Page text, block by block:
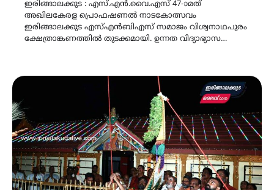
ഇരിങ്ങാലക്കുട : എസ്.എൻ.വൈ.എസ് 47-ാമത്
അഖിലകേരള പ്രൊഫഷണൽ നാടകോത്സവം
ഇരിങ്ങാലക്കുട എസ്എൻബിഎസ് സമാജം വിശ്വനാഥപുരം
ക്ഷേത്രാങ്കണത്തിൽ തുടക്കമായി. ഉന്നത വിദ്യാഭ്യാസ…